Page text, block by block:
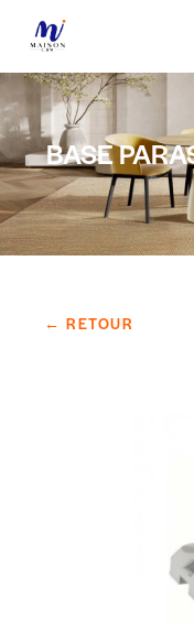
BASE
← RETOUR